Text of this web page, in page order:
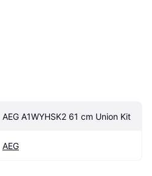
AEG A1WYHSK2 61 cm Union Kit
AEG